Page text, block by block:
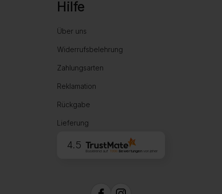
Hilfe
Über uns
Widerrufsbelehrung
Zahlungsarten
Reklamation
Rückgabe
Lieferung
4.5
Basierend auf 1998Bewertungen von jeher